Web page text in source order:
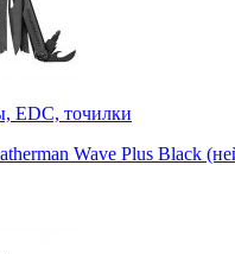
EDC, точилки
Wave Plus Black